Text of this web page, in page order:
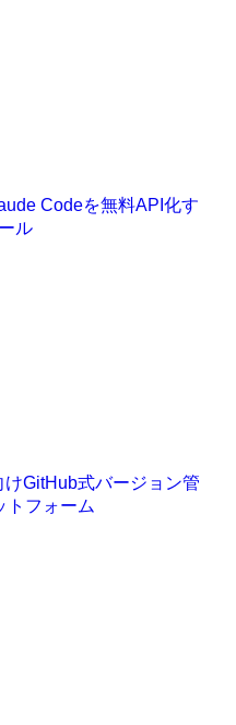
Codeを無料API化す
ル
GitHub式バージョン管
トフォーム